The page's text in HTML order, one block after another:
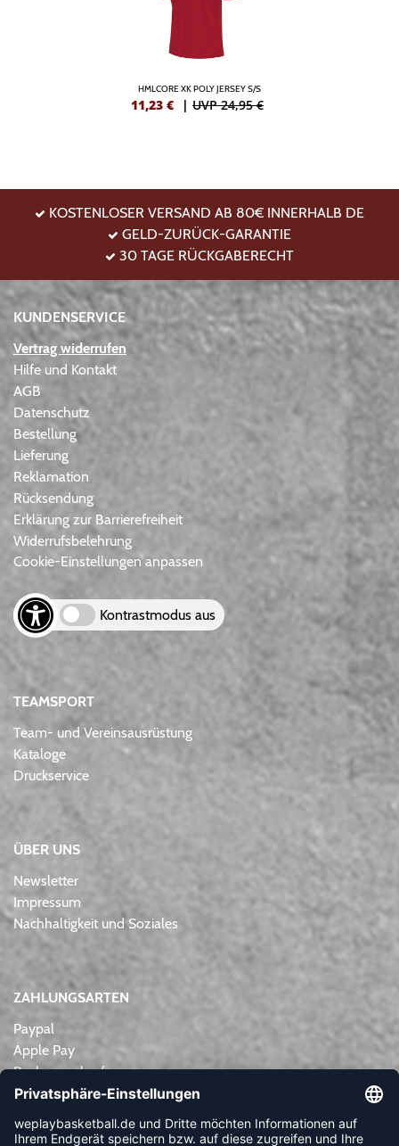
HMLCORE XK POLY JERSEY S/S
11,23 € | UVP 24,95 €
KOSTENLOSER VERSAND AB 80€ INNERHALB DE
GELD-ZURÜCK-GARANTIE
30 TAGE RÜCKGABERECHT
KUNDENSERVICE
Vertrag widerrufen
Hilfe und Kontakt
AGB
Datenschutz
Bestellung
Lieferung
Reklamation
Rücksendung
Erklärung zur Barrierefreiheit
Widerrufsbelehrung
Cookie-Einstellungen anpassen
Kontrastmodus aus
TEAMSPORT
Team- und Vereinsausrüstung
Kataloge
Druckservice
ÜBER UNS
Newsletter
Impressum
Nachhaltigkeit und Soziales
ZAHLUNGSARTEN
Paypal
Apple Pay
Rechnungskauf
Lastschrift
Kreditkarte
Vorkasse